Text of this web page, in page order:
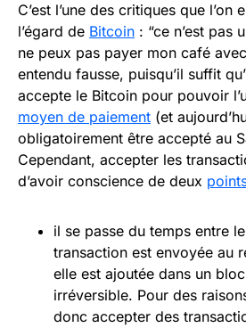
C’est l’une des critiques que l’on
l’égard de Bitcoin : “ce n’est pas
ne peux pas payer mon café
entendu fausse, puisqu’il suffit
accepte le Bitcoin pour pouvoir
moyen de paiement (et
obligatoirement être accepté au
Cependant, accepter les
d’avoir conscience de deux
il se passe du temps entre
transaction est envoyée au
elle est ajoutée dans un
irréversible. Pour des
donc accepter des